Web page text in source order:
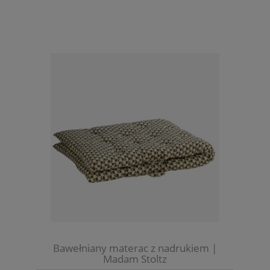
Bawełniany materac z nadrukiem |
Madam Stoltz